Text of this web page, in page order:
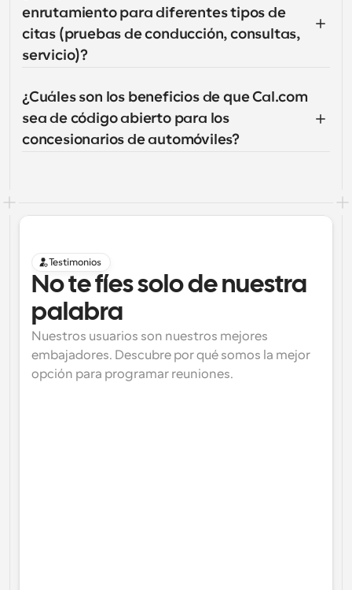
enrutamiento para diferentes tipos de
citas (pruebas de conducción, consultas,
servicio)?
¿Cuáles son los beneficios de que Cal.com
sea de código abierto para los
concesionarios de automóviles?
Testimonios
No te fíes solo de nuestra
palabra
Nuestros usuarios son nuestros mejores
embajadores. Descubre por qué somos la mejor
opción para programar reuniones.